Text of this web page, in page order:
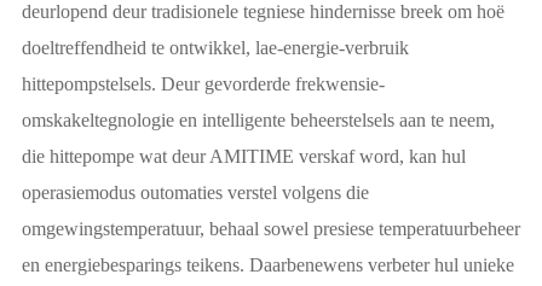
deurlopend deur tradisionele tegniese hindernisse breek om hoë
doeltreffendheid te ontwikkel, lae-energie-verbruik
hittepompstelsels. Deur gevorderde frekwensie-
omskakeltegnologie en intelligente beheerstelsels aan te neem,
die hittepompe wat deur AMITIME verskaf word, kan hul
operasiemodus outomaties verstel volgens die
omgewingstemperatuur, behaal sowel presiese temperatuurbeheer
en energiebesparings teikens. Daarbenewens verbeter hul unieke